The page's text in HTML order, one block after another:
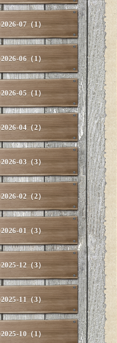
2026-07（1）
2026-06（1）
2026-05（1）
2026-04（2）
2026-03（3）
2026-02（2）
2026-01（3）
2025-12（3）
2025-11（3）
2025-10（1）